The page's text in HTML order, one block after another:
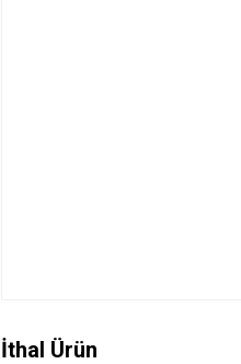
İthal Ürün